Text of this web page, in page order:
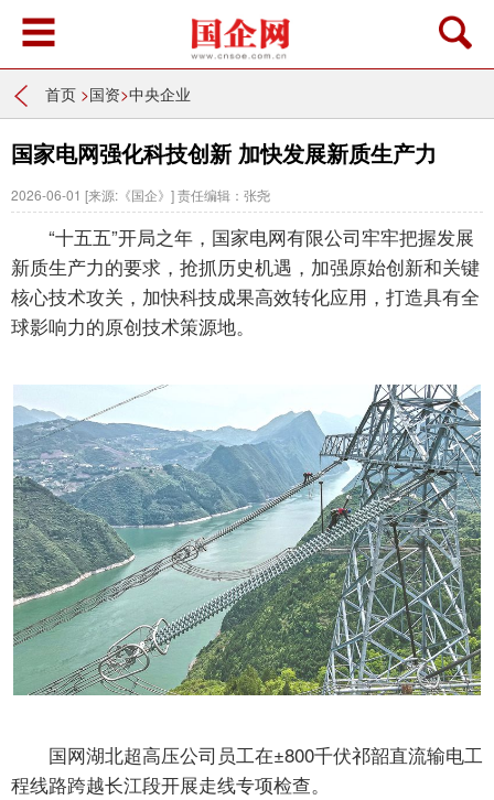
首页 >国资>中央企业
国家电网强化科技创新 加快发展新质生产力
2026-06-01 [来源:《国企》]责任编辑：张尧
“十五五”开局之年，国家电网有限公司牢牢把握发展
新质生产力的要求，抢抓历史机遇，加强原始创新和关键
核心技术攻关，加快科技成果高效转化应用，打造具有全
球影响力的原创技术策源地。
国网湖北超高压公司员工在±800千伏祁韶直流输电工
程线路跨越长江段开展走线专项检查。